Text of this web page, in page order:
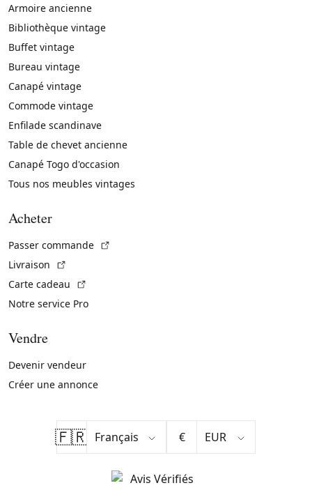
Armoire ancienne
Bibliothèque vintage
Buffet vintage
Bureau vintage
Canapé vintage
Commode vintage
Enfilade scandinave
Table de chevet ancienne
Canapé Togo d'occasion
Tous nos meubles vintages
Acheter
Passer commande
Livraison
Carte cadeau
Notre service Pro
Vendre
Devenir vendeur
Créer une annonce
🇫🇷 €